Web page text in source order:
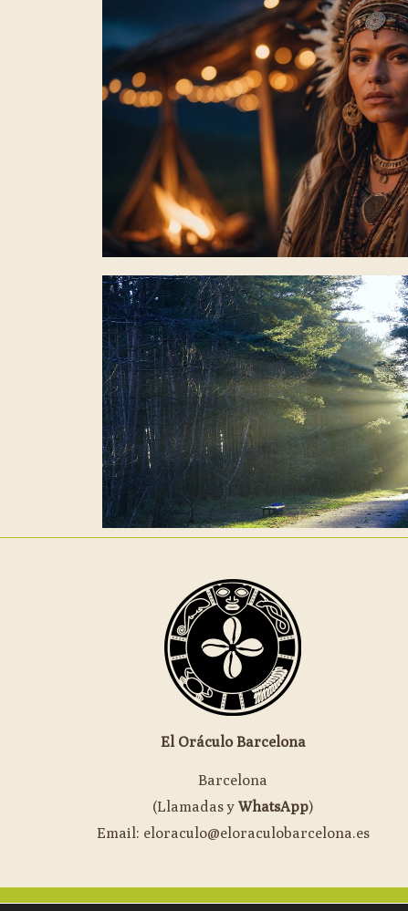
El Oráculo Barcelona
Barcelona
(Llamadas yWhatsApp)
Email: eloraculo@eloraculobarcelona.es